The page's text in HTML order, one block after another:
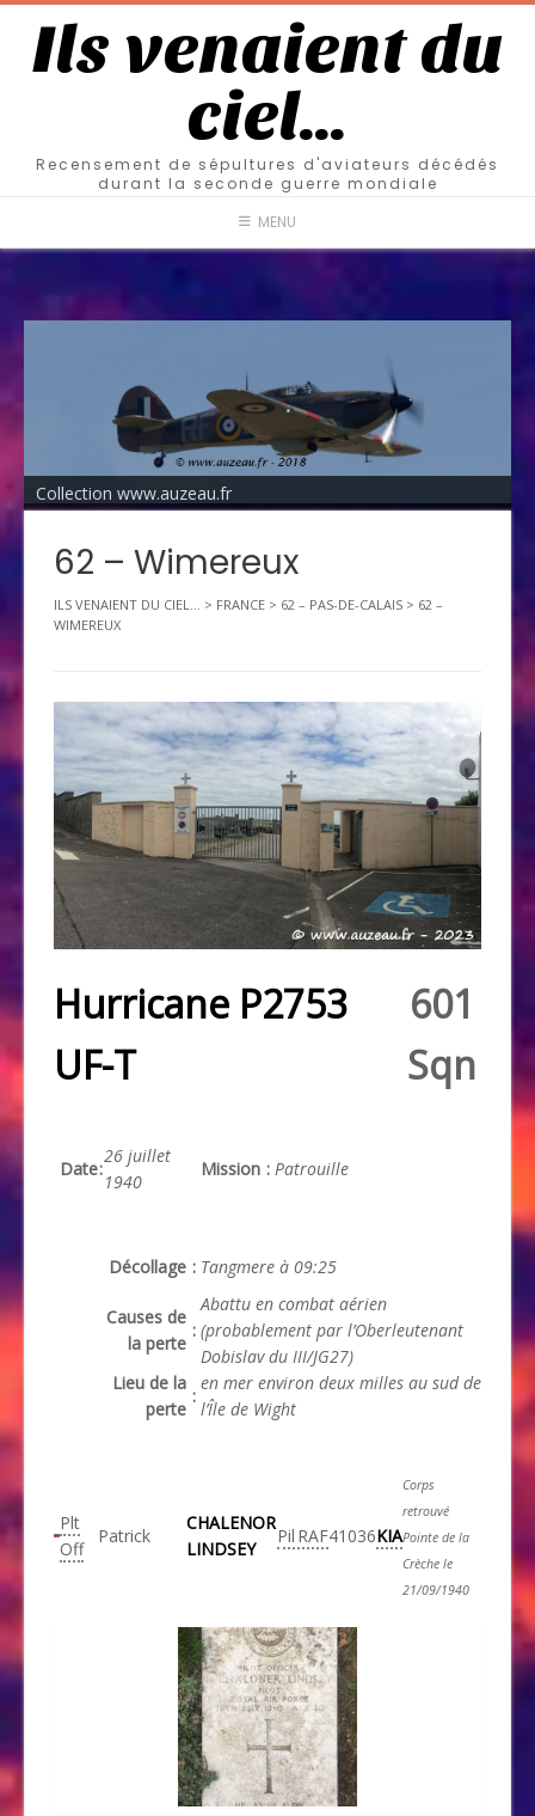
Ils venaient du
ciel…
Recensement de sépultures d'aviateurs décédés
durant la seconde guerre mondiale
MENU
Collection www.auzeau.fr
62 – Wimereux
ILS VENAIENT DU CIEL... > FRANCE > 62 – PAS-DE-CALAIS > 62 –
WIMEREUX
Hurricane P2753
UF-T
601
Sqn
Date:
26 juillet
1940
Mission : Patrouille
Décollage : Tangmere à 09:25
Causes de
la perte
:
Abattu en combat aérien
(probablement par l’Oberleutenant
Dobislav du III/JG27)
Lieu de la
perte
:
en mer environ deux milles au sud de
l’Île de Wight
Plt
Off
Patrick
CHALENOR
LINDSEY
Pil RAF41036KIA
Corps
retrouvé
Pointe de la
Crèche le
21/09/1940